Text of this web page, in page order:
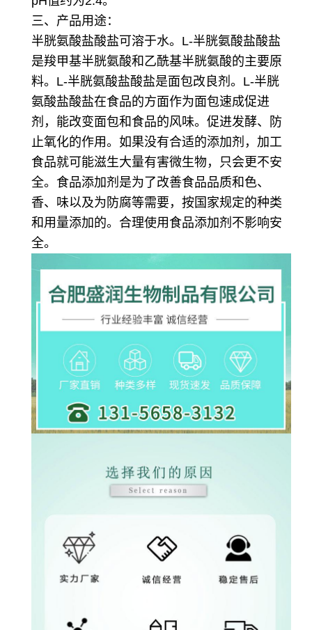
三、产品用途：
半胱氨酸盐酸盐可溶于水。L-半胱氨酸盐酸盐
是羧甲基半胱氨酸和乙酰基半胱氨酸的主要原
料。 L-半胱氨酸盐酸盐是面包改良剂。L-半胱
氨酸盐酸盐在食品的方面作为面包速成促进
剂，能改变面包和食品的风味。 促进发酵、防
止氧化的作用。如果没有合适的添加剂，加工
食品就可能滋生大量有害微生物，只会更不安
全。食品添加剂是为了改善食品品质和色、
香、味以及为防腐等需要，按国家规定的种类
和用量添加的。合理使用食品添加剂不影响安
全。